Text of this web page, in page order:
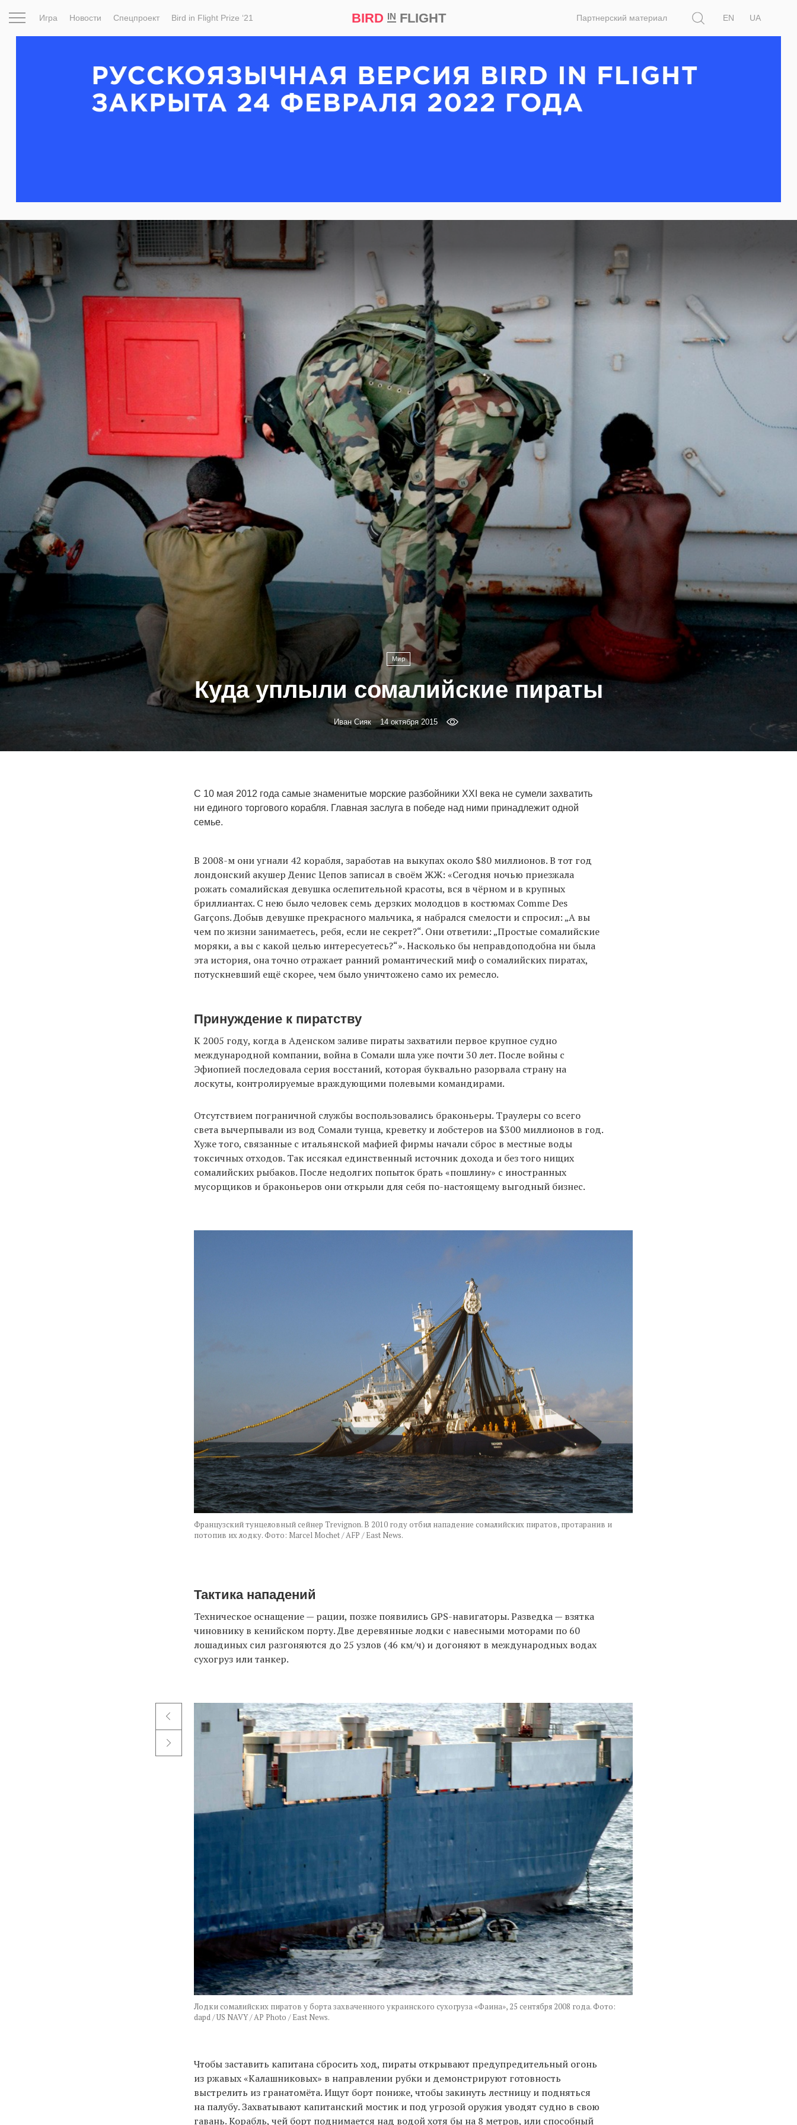
Игра Новости Спецпроект Bird in Flight Prize ‘21 BIRD INFLIGHT Партнерский материал
EN
UA
Мир
Куда уплыли сомалийские пираты
Иван Сияк 14 октября 2015
С 10 мая 2012 года самые знаменитые морские разбойники XXI века не сумели захватить
ни единого торгового корабля. Главная заслуга в победе над ними принадлежит одной
семье.
В 2008-м они угнали 42 корабля, заработав на выкупах около $80 миллионов. В тот год
лондонский акушер Денис Цепов записал в своём ЖЖ: «Сегодня ночью приезжала
рожать сомалийская девушка ослепительной красоты, вся в чёрном и в крупных
бриллиантах. С нею было человек семь дерзких молодцов в костюмах Comme Des
Garçons. Добыв девушке прекрасного мальчика, я набрался смелости и спросил: „А вы
чем по жизни занимаетесь, ребя, если не секрет?“. Они ответили: „Простые сомалийские
моряки, а вы с какой целью интересуетесь?“». Насколько бы неправдоподобна ни была
эта история, она точно отражает ранний романтический миф о сомалийских пиратах,
потускневший ещё скорее, чем было уничтожено само их ремесло.
Принуждение к пиратству
К 2005 году, когда в Аденском заливе пираты захватили первое крупное судно
международной компании, война в Сомали шла уже почти 30 лет. После войны с
Эфиопией последовала серия восстаний, которая буквально разорвала страну на
лоскуты, контролируемые враждующими полевыми командирами.
Отсутствием пограничной службы воспользовались браконьеры. Траулеры со всего
света вычерпывали из вод Сомали тунца, креветку и лобстеров на $300 миллионов в год.
Хуже того, связанные с итальянской мафией фирмы начали сброс в местные воды
токсичных отходов. Так иссякал единственный источник дохода и без того нищих
сомалийских рыбаков. После недолгих попыток брать «пошлину» с иностранных
мусорщиков и браконьеров они открыли для себя по-настоящему выгодный бизнес.
Французский тунцеловный сейнер Trevignon. В 2010 году отбил нападение сомалийских пиратов, протаранив и
потопив их лодку. Фото: Marcel Mochet / AFP / East News.
Тактика нападений
Техническое оснащение — рации, позже появились GPS-навигаторы. Разведка — взятка
чиновнику в кенийском порту. Две деревянные лодки с навесными моторами по 60
лошадиных сил разгоняются до 25 узлов (46 км/ч) и догоняют в международных водах
сухогруз или танкер.
Лодки сомалийских пиратов у борта захваченного украинского сухогруза «Фаина», 25 сентября 2008 года. Фото:
dapd / US NAVY / AP Photo / East News.
Чтобы заставить капитана сбросить ход, пираты открывают предупредительный огонь
из ржавых «Калашниковых» в направлении рубки и демонстрируют готовность
выстрелить из гранатомёта. Ищут борт пониже, чтобы закинуть лестницу и подняться
на палубу. Захватывают капитанский мостик и под угрозой оружия уводят судно в свою
гавань. Корабль, чей борт поднимается над водой хотя бы на 8 метров, или способный